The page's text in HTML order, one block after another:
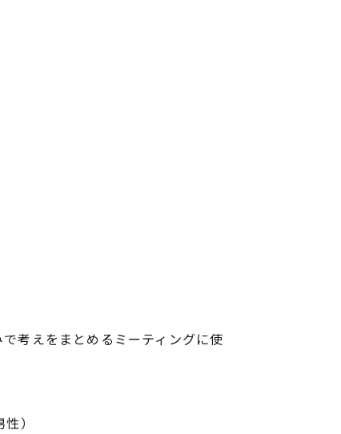
考えをまとめるミーティングに使
）